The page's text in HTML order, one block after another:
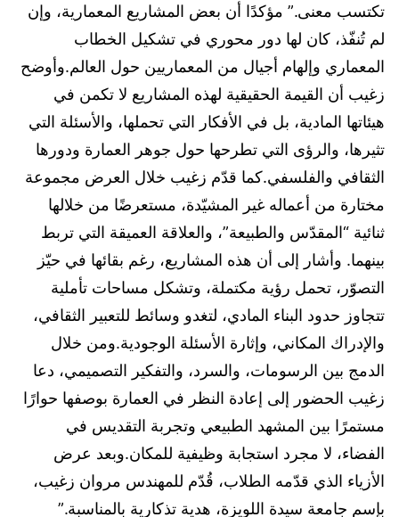
تكتسب معنى.” مؤكدًا أن بعض المشاريع المعمارية، وإن
لم تُنفّذ، كان لها دور محوري في تشكيل الخطاب
المعماري وإلهام أجيال من المعماريين حول العالم.وأوضح
زغيب أن القيمة الحقيقية لهذه المشاريع لا تكمن في
هيئاتها المادية، بل في الأفكار التي تحملها، والأسئلة التي
تثيرها، والرؤى التي تطرحها حول جوهر العمارة ودورها
الثقافي والفلسفي.كما قدّم زغيب خلال العرض مجموعة
مختارة من أعماله غير المشيّدة، مستعرضًا من خلالها
ثنائية “المقدّس والطبيعة”، والعلاقة العميقة التي تربط
بينهما. وأشار إلى أن هذه المشاريع، رغم بقائها في حيّز
التصوّر، تحمل رؤية مكتملة، وتشكل مساحات تأملية
تتجاوز حدود البناء المادي، لتغدو وسائط للتعبير الثقافي،
والإدراك المكاني، وإثارة الأسئلة الوجودية.ومن خلال
الدمج بين الرسومات، والسرد، والتفكير التصميمي، دعا
زغيب الحضور إلى إعادة النظر في العمارة بوصفها حوارًا
مستمرًا بين المشهد الطبيعي وتجربة التقديس في
الفضاء، لا مجرد استجابة وظيفية للمكان.وبعد عرض
الأزياء الذي قدّمه الطلاب، قُدّم للمهندس مروان زغيب،
بإسم جامعة سيدة اللويزة، هدية تذكارية بالمناسبة.”